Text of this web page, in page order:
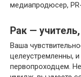
медиапродюсер,
Рак —
Ваша
целеустремленны,
первопроходцем.